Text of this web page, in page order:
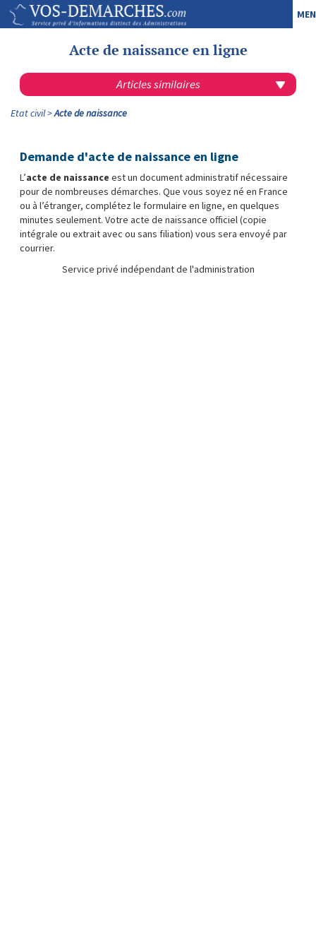
Acte de naissance en ligne
Articles similaires
Etat civil Acte de naissance
Demande d'acte de naissance en ligne
L’acte de naissance est un document administratif nécessaire
pour de nombreuses démarches. Que vous soyez né en France
ou à l’étranger, complétez le formulaire en ligne, en quelques
minutes seulement. Votre acte de naissance officiel(copie
intégrale ou extrait avec ou sans filiation) vous sera envoyé par
courrier.
Service privé indépendant de l'administration